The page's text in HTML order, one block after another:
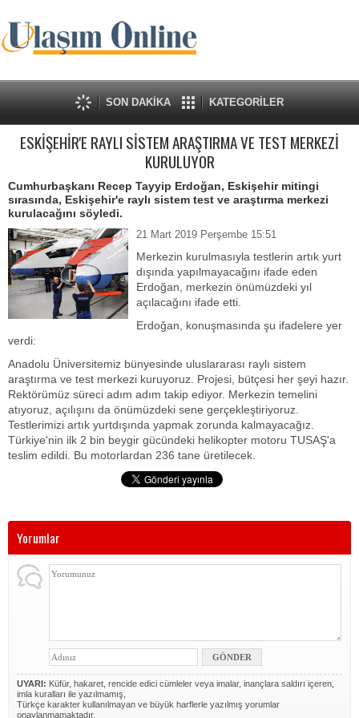
SON DAKİKA KATEGORİLER
ESKİŞEHİR'E RAYLI SİSTEM ARAŞTIRMA VE TEST MERKEZİ
KURULUYOR
Cumhurbaşkanı Recep Tayyip Erdoğan, Eskişehir mitingi
sırasında, Eskişehir'e raylı sistem test ve araştırma merkezi
kurulacağını söyledi.
21 Mart 2019 Perşembe 15:51
Merkezin kurulmasıyla testlerin artık yurt
dışında yapılmayacağını ifade eden
Erdoğan, merkezin önümüzdeki yıl
açılacağını ifade etti.
Erdoğan, konuşmasında şu ifadelere yer
verdi:
Anadolu Üniversitemiz bünyesinde uluslararası raylı sistem
araştırma ve test merkezi kuruyoruz. Projesi, bütçesi her şeyi hazır.
Rektörümüz süreci adım adım takip ediyor. Merkezin temelini
atıyoruz, açılışını da önümüzdeki sene gerçekleştiriyoruz.
Testlerimizi artık yurtdışında yapmak zorunda kalmayacağız.
Türkiye'nin ilk 2 bin beygir gücündeki helikopter motoru TUSAŞ'a
teslim edildi. Bu motorlardan 236 tane üretilecek.
Yorumlar
UYARI: Küfür, hakaret, rencide edici cümleler veya imalar, inançlara saldırı içeren,
imla kuralları ile yazılmamış,
Türkçe karakter kullanılmayan ve büyük harflerle yazılmış yorumlar
onaylanmamaktadır.